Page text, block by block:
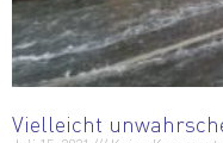
Vielleicht